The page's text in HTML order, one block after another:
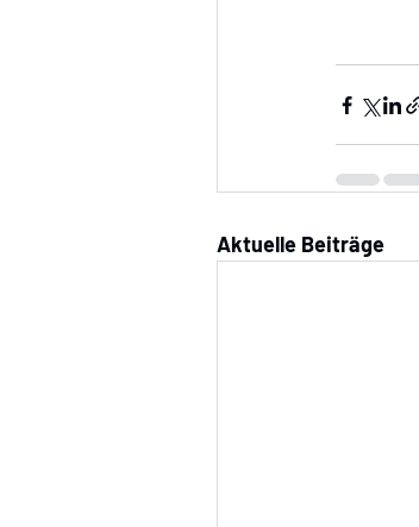
Aktuelle Beiträge